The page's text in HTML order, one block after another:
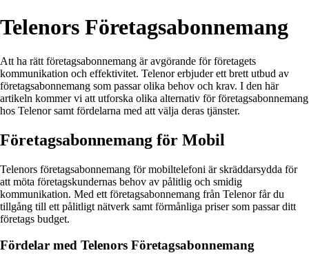
Telenors Företagsabonnemang
Att ha rätt företagsabonnemang är avgörande för företagets
kommunikation och effektivitet. Telenor erbjuder ett brett utbud av
företagsabonnemang som passar olika behov och krav. I den här
artikeln kommer vi att utforska olika alternativ för företagsabonnemang
hos Telenor samt fördelarna med att välja deras tjänster.
Företagsabonnemang för Mobil
Telenors företagsabonnemang för mobiltelefoni är skräddarsydda för
att möta företagskundernas behov av pålitlig och smidig
kommunikation. Med ett företagsabonnemang från Telenor får du
tillgång till ett pålitligt nätverk samt förmånliga priser som passar ditt
företags budget.
Fördelar med Telenors Företagsabonnemang